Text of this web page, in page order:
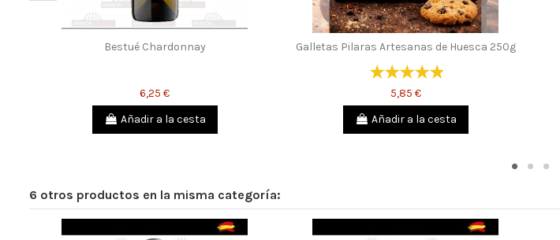
Bestué Chardonnay
6,25 €
Añadir a la cesta
Galletas Pilaras Artesanas de Huesca 250g
5,85 €
Añadir a la cesta
6 otros productos en la misma categoría: